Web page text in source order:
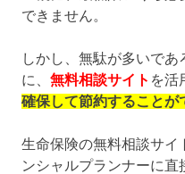
できません。
しかし、無駄が多いで
に、 無料相談サイト を活
確保して節約することが
生命保険の無料相談サイ
ンシャルプランナーに直